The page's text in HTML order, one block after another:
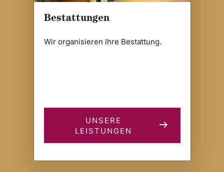
Bestattungen
Wir organisieren Ihre Bestattung.
UNSERE
LEISTUNGEN